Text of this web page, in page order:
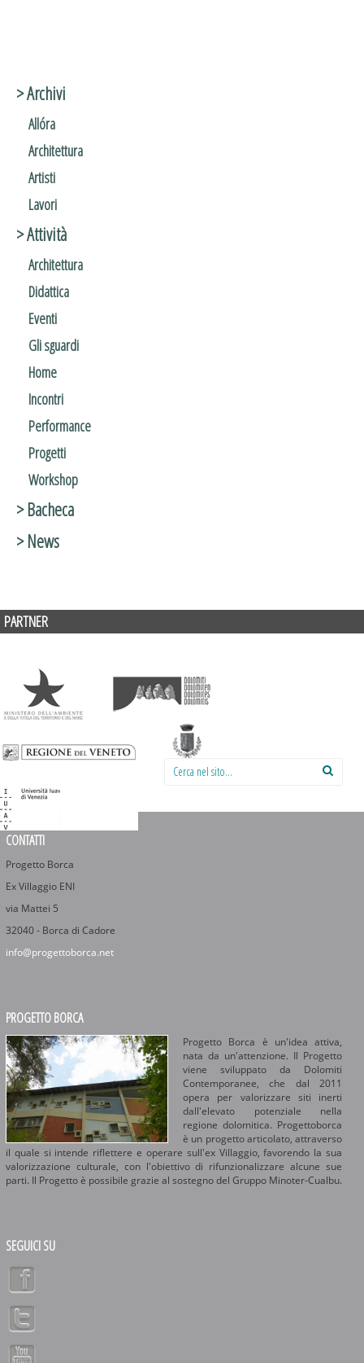
> Archivi
Allóra
Architettura
Artisti
Lavori
> Attività
Architettura
Didattica
Eventi
Gli sguardi
Home
Incontri
Performance
Progetti
Workshop
> Bacheca
> News
PARTNER
Cerca nel sito:
CONTATTI
Progetto Borca
Ex Villaggio ENI
via Mattei 5
32040 - Borca di Cadore
info@progettoborca.net
PROGETTO BORCA
Progetto Borca è un'idea attiva,
nata da un'attenzione. Il Progetto
viene sviluppato da Dolomiti
Contemporanee, che dal 2011
opera per valorizzare siti inerti
dall'elevato potenziale nella
regione dolomitica. Progettoborca
è un progetto articolato, attraverso
il quale si intende riflettere e operare sull'ex Villaggio, favorendo la sua
valorizzazione culturale, con l'obiettivo di rifunzionalizzare alcune sue
parti. Il Progetto è possibile grazie al sostegno del Gruppo Minoter-Cualbu.
SEGUICI SU